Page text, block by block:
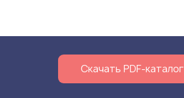
Скачать PDF-каталог